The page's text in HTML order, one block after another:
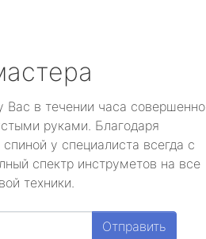
Вас в течении часа совершенно
руками. Благодаря
у специалиста всегда с
спектр инструметов на все
техники.
Отправить